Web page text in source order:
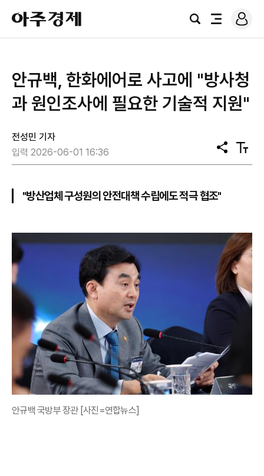
아
주
경
검
전
로
그
안규백, 한화에어로 사고에 "방사청
과 원인조사에 필요한 기술적 지원"
전성민 기자
입력 2026-06-01 16:36
공
유
텍
스
"방산업체 구성원의 안전대책 수립에도 적극 협조"
안규백 국방부 장관 [사진=연합뉴스]